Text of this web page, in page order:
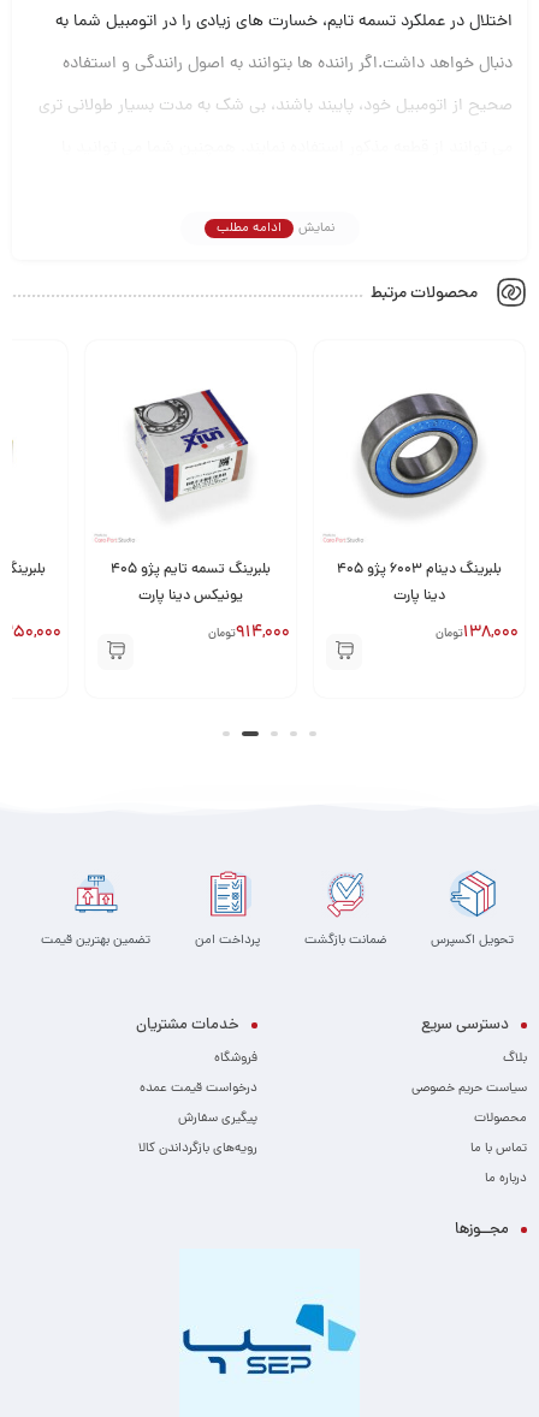
اختلال در عملکرد تسمه تایم، خسارت های زیادی را در اتومبیل شما به
دنبال خواهد داشت.اگر راننده ها بتوانند به اصول رانندگی و استفاده
صحیح از اتومبیل خود، پایبند باشند، بی شک به مدت بسیار طولانی تری
مورد قطعه مذکور، جامع ترین اطلاعات مورد نیاز خود را به دست آورید.
نمایش ادامه مطلب
محصولات مرتبط
بلبرینگ دینام 6003 پژو 405
دینا پارت
138,000تومان
بلبرینگ تسمه تایم پژو 405
یونیکس دینا پارت
914,000تومان 250,000
تحویل اکسپرس ضمانت بازگشت پرداخت امن تضمین بهترین قیمت
دسترسی سریع
بلاگ
سیاست حریم خصوصی
محصولات
تماس با ما
درباره ما
خدمات مشتریان
فروشگاه
درخواست قیمت عمده
پیگیری سفارش
رویه‌های بازگرداندن کالا
مجــوزها